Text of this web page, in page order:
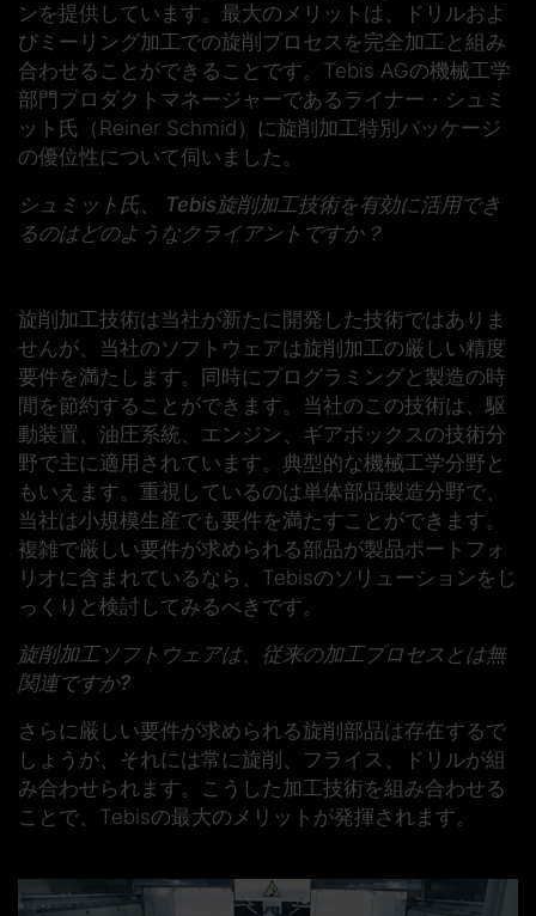
ンを提供しています。最大のメリットは、ドリルおよ
びミーリング加工での旋削プロセスを完全加工と組み
合わせることができることです。Tebis AGの機械工学
部門プロダクトマネージャーであるライナー・シュミ
ット氏（Reiner Schmid）に旋削加工特別パッケージ
の優位性について伺いました。
シュミット氏、 Tebis旋削加工技術を有効に活用でき
るのはどのようなクライアントですか？
旋削加工技術は当社が新たに開発した技術ではありま
せんが、当社のソフトウェアは旋削加工の厳しい精度
要件を満たします。同時にプログラミングと製造の時
間を節約することができます。当社のこの技術は、駆
動装置、油圧系統、エンジン、ギアボックスの技術分
野で主に適用されています。典型的な機械工学分野と
もいえます。重視しているのは単体部品製造分野で、
当社は小規模生産でも要件を満たすことができます。
複雑で厳しい要件が求められる部品が製品ポートフォ
リオに含まれているなら、Tebisのソリューションをじ
っくりと検討してみるべきです。
旋削加工ソフトウェアは、従来の加工プロセスとは無
関連ですか?
さらに厳しい要件が求められる旋削部品は存在するで
しょうが、それには常に旋削、フライス、ドリルが組
み合わせられます。こうした加工技術を組み合わせる
ことで、Tebisの最大のメリットが発揮されます。